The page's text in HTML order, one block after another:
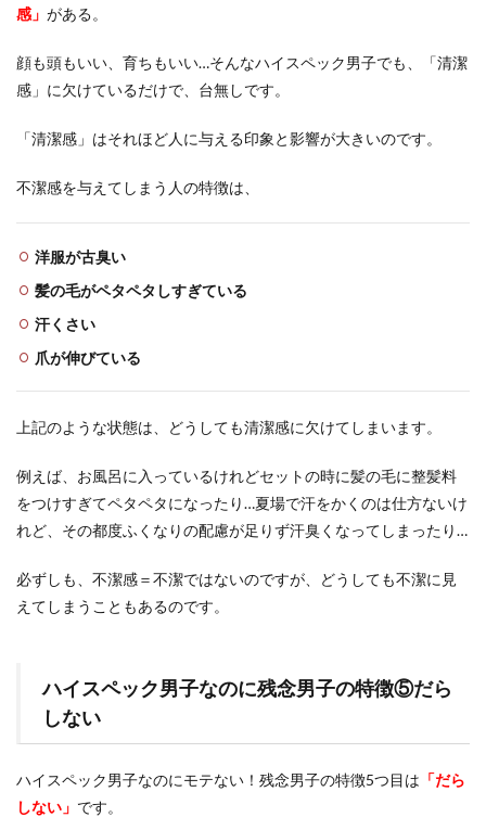
感」 がある。
顔も頭もいい、育ちもいい…そんなハイスペック男子でも、「清潔
感」に欠けているだけで、台無しです。
「清潔感」はそれほど人に与える印象と影響が大きいのです。
不潔感を与えてしまう人の特徴は、
洋服が古臭い
髪の毛がペタペタしすぎている
汗くさい
爪が伸びている
上記のような状態は、どうしても清潔感に欠けてしまいます。
例えば、お風呂に入っているけれどセットの時に髪の毛に整髪料
をつけすぎてペタペタになったり…夏場で汗をかくのは仕方ないけ
れど、その都度ふくなりの配慮が足りず汗臭くなってしまったり…
必ずしも、不潔感＝不潔ではないのですが、どうしても不潔に見
えてしまうこともあるのです。
ハイスペック男子なのに残念男子の特徴⑤だら
しない
ハイスペック男子なのにモテない！残念男子の特徴5つ目は 「だら
しない」 です。